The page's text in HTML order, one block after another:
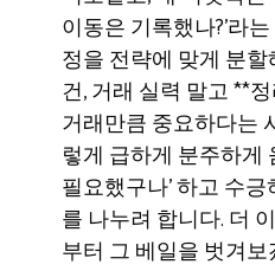
이동은 기록했나?’라
정을 전략에 맞게 분
건, 거래 실력 말고 **
거래만큼 중요하다는
렇게 급하게 분주하게
필요했구나’ 하고 수
를 나누려 합니다. 더
부터 그 베일을 벗겨보